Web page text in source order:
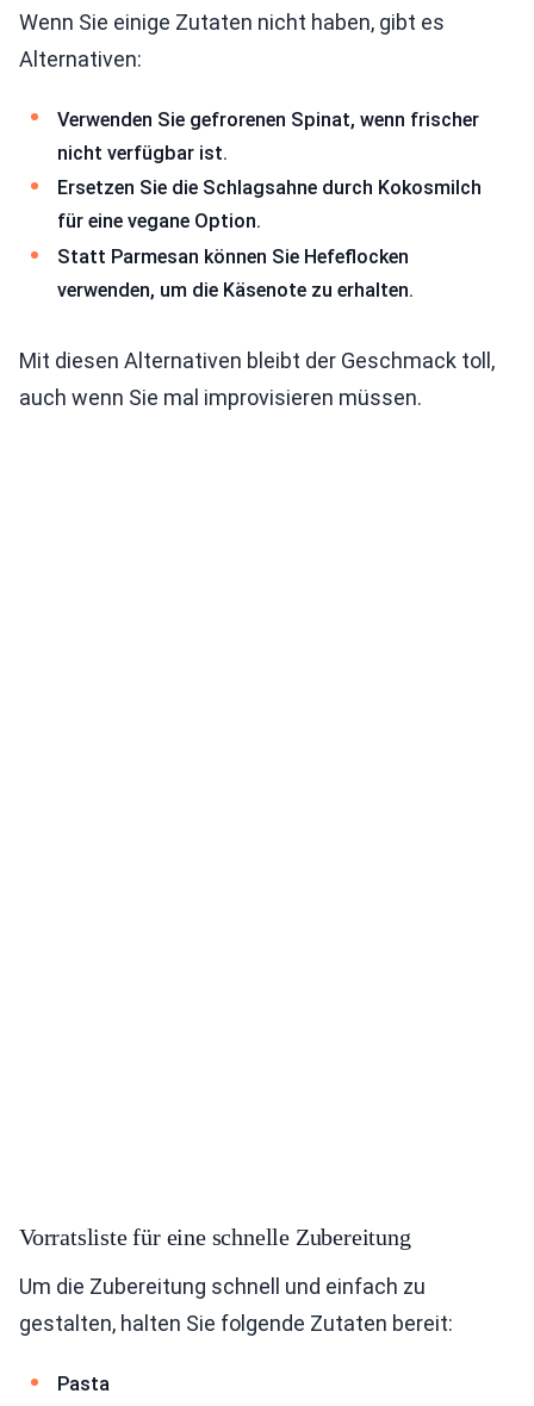
Wenn Sie einige Zutaten nicht haben, gibt es
Alternativen:
Verwenden Sie gefrorenen Spinat, wenn frischer
nicht verfügbar ist.
Ersetzen Sie die Schlagsahne durch Kokosmilch
für eine vegane Option.
Statt Parmesan können Sie Hefeflocken
verwenden, um die Käsenote zu erhalten.
Mit diesen Alternativen bleibt der Geschmack toll,
auch wenn Sie mal improvisieren müssen.
Vorratsliste für eine schnelle Zubereitung
Um die Zubereitung schnell und einfach zu
gestalten, halten Sie folgende Zutaten bereit:
Pasta